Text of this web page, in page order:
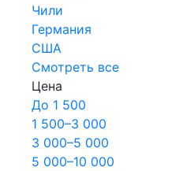
Чили
Германия
США
Смотреть все
Цена
До 1 500
1 500–3 000
3 000–5 000
5 000–10 000